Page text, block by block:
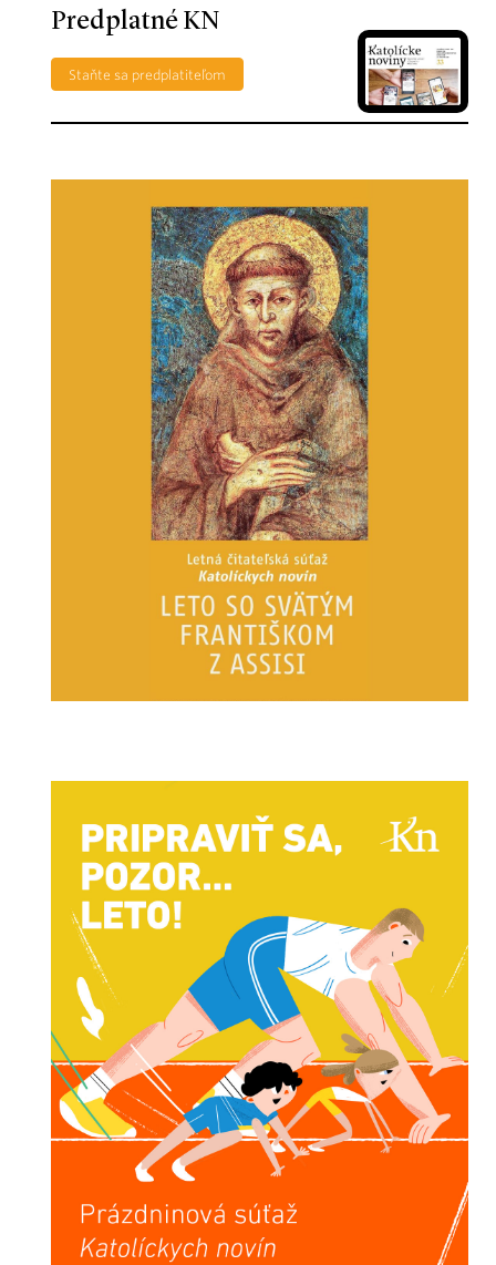
Predplatné KN
Staňte sa predplatiteľom